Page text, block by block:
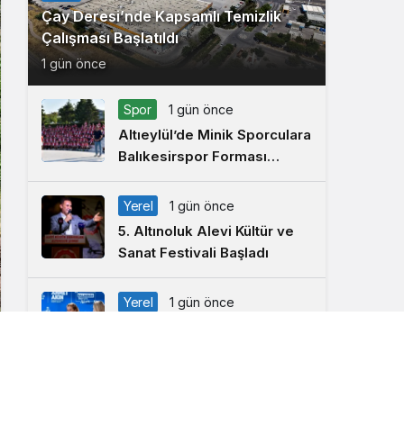
Çay Deresi’nde Kapsamlı Temizlik
Çalışması Başlatıldı
1 gün önce
Spor 1 gün önce
Altıeylül’de Minik Sporculara
Balıkesirspor Forması
Hediye Edildi
Yerel 1 gün önce
5. Altınoluk Alevi Kültür ve
Sanat Festivali Başladı
Yerel 1 gün önce